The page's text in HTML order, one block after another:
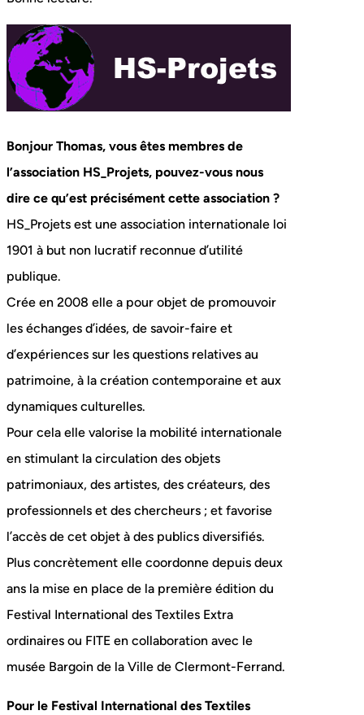
Bonjour Thomas, vous êtes membres de
l’association HS_Projets, pouvez-vous nous
dire ce qu’est précisément cette association ?
HS_Projets est une association internationale loi
1901 à but non lucratif reconnue d’utilité
publique.
Crée en 2008 elle a pour objet de promouvoir
les échanges d’idées, de savoir-faire et
d’expériences sur les questions relatives au
patrimoine, à la création contemporaine et aux
dynamiques culturelles.
Pour cela elle valorise la mobilité internationale
en stimulant la circulation des objets
patrimoniaux, des artistes, des créateurs, des
professionnels et des chercheurs ; et favorise
l’accès de cet objet à des publics diversifiés.
Plus concrètement elle coordonne depuis deux
ans la mise en place de la première édition du
Festival International des Textiles Extra
ordinaires ou FITE en collaboration avec le
musée Bargoin de la Ville de Clermont-Ferrand.
Pour le Festival International des Textiles